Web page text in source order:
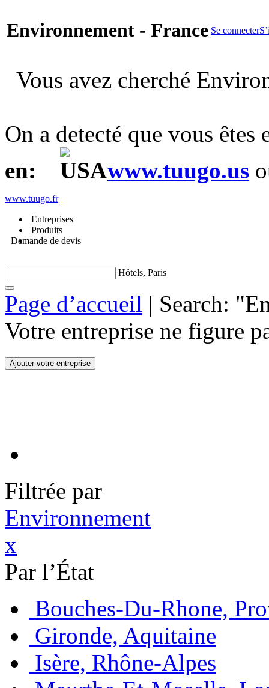
Environnement - France Se connecter
Vous avez cherché
On a detecté que vous
en:
www.tuugo.us
www.tuugo.fr
Entreprises
Produits
Demande de devis
Hôtels, Paris
Page d’accueil | Search:
Votre entreprise ne figure
Filtrée par
Environnement
x
Par l’État
Bouches-Du-Rhone,
Gironde, Aquitaine
Isère, Rhône-Alpes